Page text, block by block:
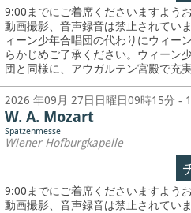
9:00までにご着席くださいますよう
動画撮影、音声録音は禁止されてい
ィーン少年合唱団の代わりにウィー
らかじめご了承ください。ウィーン
団と同様に、アウガルテン宮殿で充
2026 年09月 27日日曜日09時15分 -
W. A. Mozart
Spatzenmesse
Wiener Hofburgkapelle
9:00までにご着席くださいますよう
動画撮影、音声録音は禁止されていま